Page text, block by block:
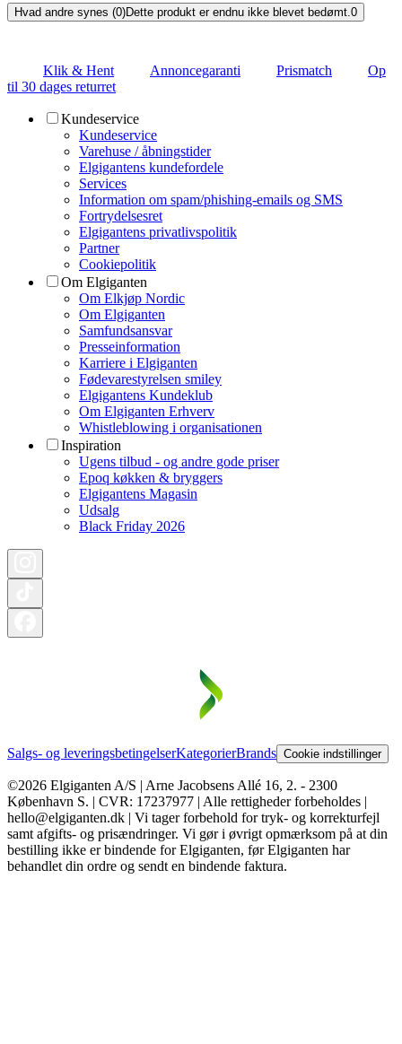
Hvad andre synes (0)Dette produkt er endnu ikke blevet bedømt.0
Klik & Hent Annoncegaranti Prismatch
Op
til 30 dages returret
Kundeservice
Kundeservice
Varehuse / åbningstider
Elgigantens kundefordele
Services
Information om spam/phishing-emails og SMS
Fortrydelsesret
Elgigantens privatlivspolitik
Partner
Cookiepolitik
Om Elgiganten
Om Elkjøp Nordic
Om Elgiganten
Samfundsansvar
Presseinformation
Karriere i Elgiganten
Fødevarestyrelsen smiley
Elgigantens Kundeklub
Om Elgiganten Erhverv
Whistleblowing i organisationen
Inspiration
Ugens tilbud - og andre gode priser
Epoq køkken & bryggers
Elgigantens Magasin
Udsalg
Black Friday 2026
Salgs- og leveringsbetingelserKategorierBrands Cookie indstillinger
©2026 Elgiganten A/S | Arne Jacobsens Allé 16, 2. - 2300
København S. | CVR: 17237977 | Alle rettigheder forbeholdes |
hello@elgiganten.dk | Vi tager forbehold for tryk- og korrekturfejl
samt afgifts- og prisændringer. Vi gør i øvrigt opmærksom på at din
bestilling ikke er bindende for Elgiganten, før Elgiganten har
behandlet din ordre og sendt en bindende faktura.